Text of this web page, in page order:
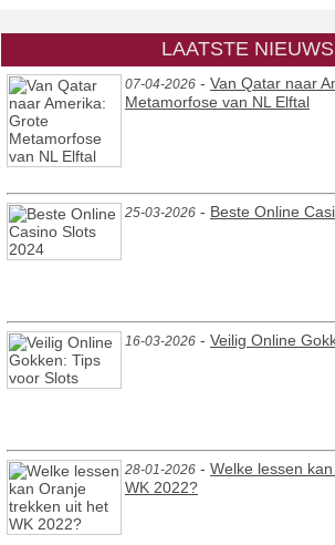
LAATSTE NIEUWS
07-04-2026 - Van Qatar naar
Metamorfose van NL Elftal
25-03-2026 - Beste Online
16-03-2026 - Veilig Online
28-01-2026 - Welke lessen
WK 2022?